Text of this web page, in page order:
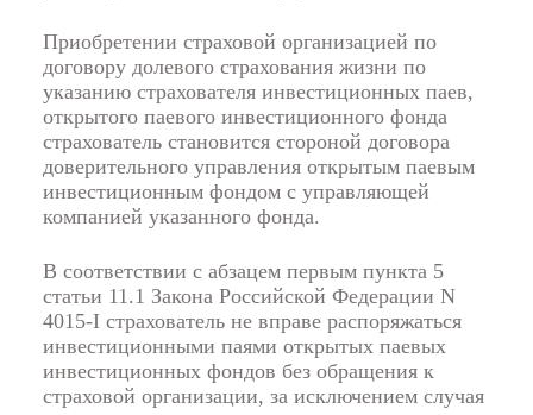
Приобретении страховой организацией по
договору долевого страхования жизни по
указанию страхователя инвестиционных паев,
открытого паевого инвестиционного фонда
страхователь становится стороной договора
доверительного управления открытым паевым
инвестиционным фондом с управляющей
компанией указанного фонда.
В соответствии с абзацем первым пункта 5
статьи 11.1 Закона Российской Федерации N
4015-I страхователь не вправе распоряжаться
инвестиционными паями открытых паевых
инвестиционных фондов без обращения к
страховой организации, за исключением случая